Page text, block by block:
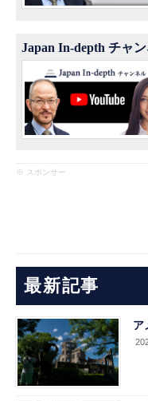
Japan In-depth チャ
※ スポンサー
最新記事
ア